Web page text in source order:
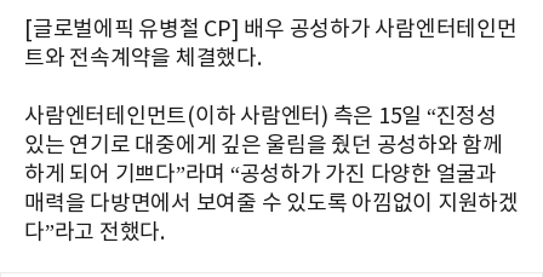
[글로벌에픽 유병철 CP] 배우 공성하가 사람엔터테인먼
트와 전속계약을 체결했다.
사람엔터테인먼트(이하 사람엔터) 측은 15일 “진정성
있는 연기로 대중에게 깊은 울림을 줬던 공성하와 함께
하게 되어 기쁘다”라며 “공성하가 가진 다양한 얼굴과
매력을 다방면에서 보여줄 수 있도록 아낌없이 지원하겠
다”라고 전했다.